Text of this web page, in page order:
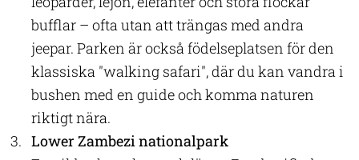
bufflar – ofta utan att trängas med andra
jeepar. Parken är också födelseplatsen för den
klassiska "walking safari", där du kan vandra i
bushen med en guide och komma naturen
riktigt nära.
Lower Zambezi nationalpark